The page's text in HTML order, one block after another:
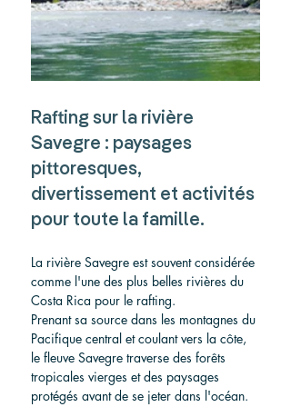
Rafting sur la rivière
Savegre : paysages
pittoresques,
divertissement et activités
pour toute la famille.
La rivière Savegre est souvent considérée
comme l'une des plus belles rivières du
Costa Rica pour le rafting.
Prenant sa source dans les montagnes du
Pacifique central et coulant vers la côte,
le fleuve Savegre traverse des forêts
tropicales vierges et des paysages
protégés avant de se jeter dans l'océan.